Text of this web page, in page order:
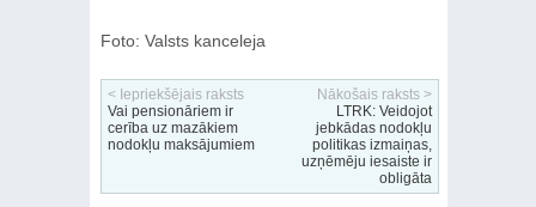
Foto: Valsts kanceleja
< Iepriekšējais raksts
Vai pensionāriem ir
cerība uz mazākiem
nodokļu maksājumiem
Nākošais raksts >
LTRK: Veidojot
jebkādas nodokļu
politikas izmaiņas,
uzņēmēju iesaiste ir
obligāta